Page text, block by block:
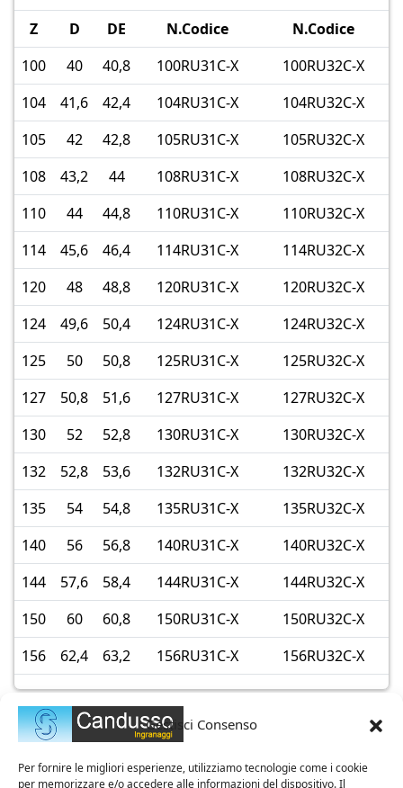
Gestisci Consenso
Per fornire le migliori esperienze, utilizziamo tecnologie come i cookie
per memorizzare e/o accedere alle informazioni del dispositivo. Il
Z
D DE N.Codice
N.Codice
100
40 40,8 100RU31C-X
100RU32C-X
104
41,6 42,4 104RU31C-X
104RU32C-X
105
42 42,8 105RU31C-X
105RU32C-X
108
43,2 44 108RU31C-X
108RU32C-X
110
44 44,8 110RU31C-X
110RU32C-X
114
45,6 46,4 114RU31C-X
114RU32C-X
120
48 48,8 120RU31C-X
120RU32C-X
124
49,6 50,4 124RU31C-X
124RU32C-X
125
50 50,8 125RU31C-X
125RU32C-X
127
50,8 51,6 127RU31C-X
127RU32C-X
130
52 52,8 130RU31C-X
130RU32C-X
132
52,8 53,6 132RU31C-X
132RU32C-X
135
54 54,8 135RU31C-X
135RU32C-X
140
56 56,8 140RU31C-X
140RU32C-X
144
57,6 58,4 144RU31C-X
144RU32C-X
150
60 60,8 150RU31C-X
150RU32C-X
156
62,4 63,2 156RU31C-X 156RU32C-X